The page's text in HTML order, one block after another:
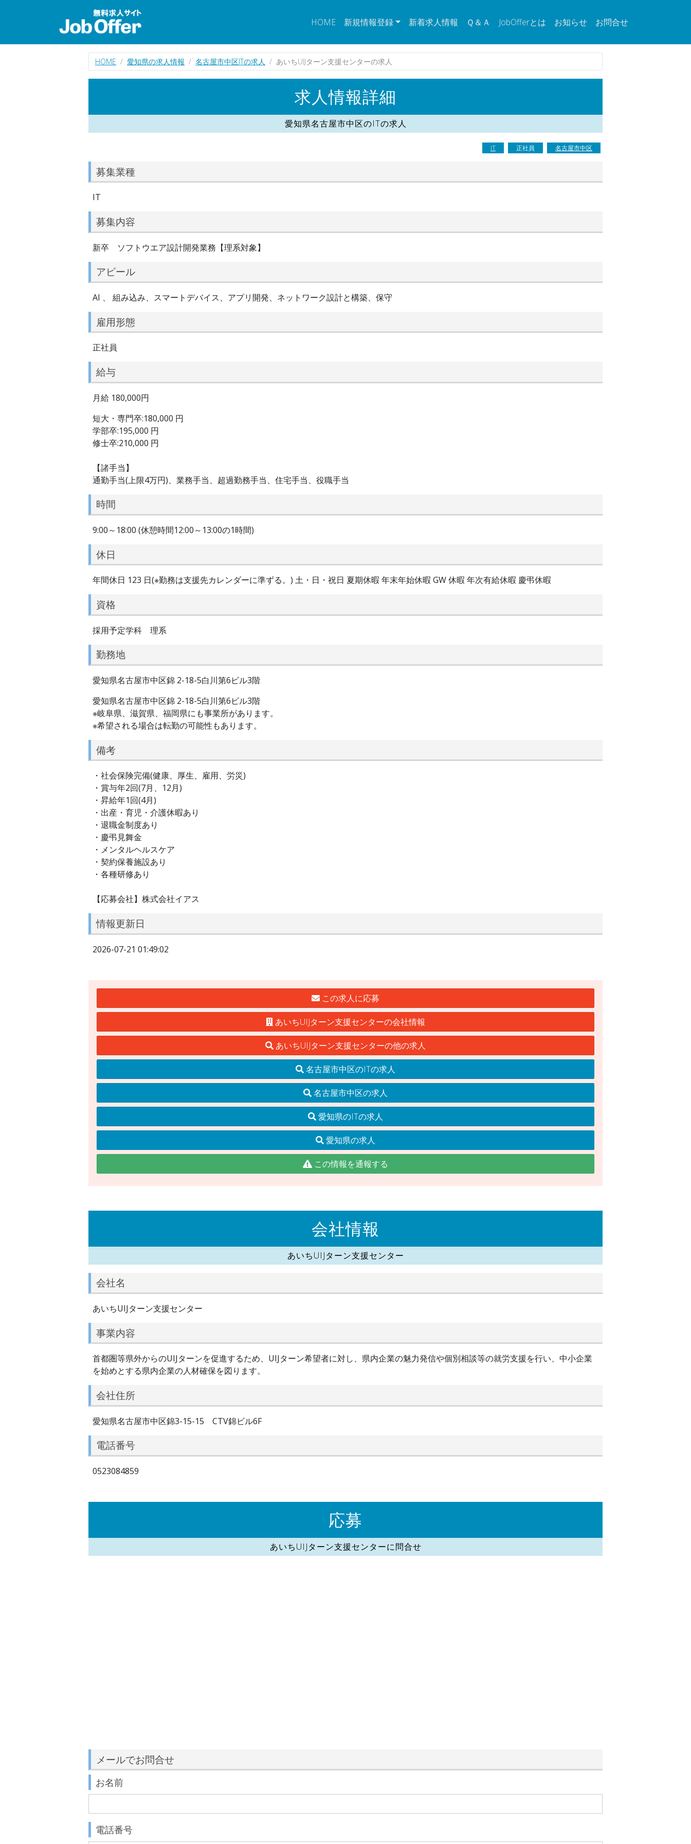
HOME 新規情報登録 新着求人情報 Ｑ＆Ａ JobOfferとは お知らせ お問合せ
HOME 愛知県の求人情報 名古屋市中区ITの求人 あいちUIJターン支援センターの求人
求人情報詳細
愛知県名古屋市中区のITの求人
IT 正社員 名古屋市中区
募集業種
IT
募集内容
新卒 ソフトウエア設計開発業務【理系対象】
アピール
AI 、 組み込み、スマートデバイス、アプリ開発、ネットワーク設計と構築、保守
雇用形態
正社員
給与
月給 180,000円
短大・専門卒:180,000 円
学部卒:195,000 円
修士卒:210,000 円
【諸手当】
通勤手当(上限4万円)、業務手当、超過勤務手当、住宅手当、役職手当
時間
9:00～18:00 (休憩時間12:00～13:00の1時間)
休日
年間休日 123 日(※勤務は支援先カレンダーに準ずる。) 土・日・祝日 夏期休暇 年末年始休暇 GW 休暇 年次有給休暇 慶弔休暇
資格
採用予定学科 理系
勤務地
愛知県名古屋市中区錦 2-18-5白川第6ビル3階
愛知県名古屋市中区錦 2-18-5白川第6ビル3階
※岐阜県、滋賀県、福岡県にも事業所があります。
※希望される場合は転勤の可能性もあります。
備考
・社会保険完備(健康、厚生、雇用、労災)
・賞与年2回(7月、12月)
・昇給年1回(4月)
・出産・育児・介護休暇あり
・退職金制度あり
・慶弔見舞金
・メンタルヘルスケア
・契約保養施設あり
・各種研修あり
【応募会社】株式会社イアス
情報更新日
2026-07-21 01:49:02
この求人に応募
あいちUIJターン支援センターの会社情報
あいちUIJターン支援センターの他の求人
名古屋市中区のITの求人
名古屋市中区の求人
愛知県のITの求人
愛知県の求人
この情報を通報する
会社情報
あいちUIJターン支援センター
会社名
あいちUIJターン支援センター
事業内容
首都圏等県外からのUIJターンを促進するため、UIJターン希望者に対し、県内企業の魅力発信や個別相談等の就労支援を行い、中小企業
を始めとする県内企業の人材確保を図ります。
会社住所
愛知県名古屋市中区錦3-15-15 CTV錦ビル6F
電話番号
0523084859
応募
あいちUIJターン支援センターに問合せ
メールでお問合せ
お名前
電話番号